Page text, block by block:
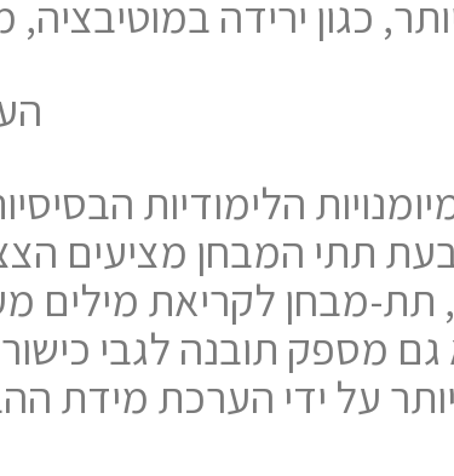
תתי המבחן מציעים
תת-מבחן לקריאת מילים
מספק תובנה לגבי
על ידי הערכת מידת